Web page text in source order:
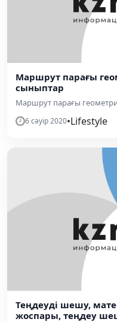
Mаршрут парағы
сыныптар
Mаршрут парағы
6 сәуір 2020•Lifestyle
Теңдеуді шешу,
жоспары, теңдеу